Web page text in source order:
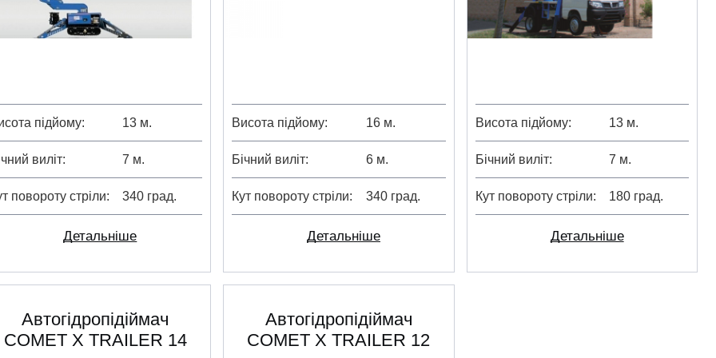
підйому 13 м.
виліт 7 м.
повороту стріли 340 град.
Детальніше
Висота підйому 16 м.
Бічний виліт 6 м.
Кут повороту стріли 340 град.
Детальніше
Висота підйому 13 м.
Бічний виліт 7 м.
Кут повороту стріли 180 град.
Детальніше
Автогідропідіймач
COMET X TRAILER 14
Автогідропідіймач
COMET X TRAILER 12